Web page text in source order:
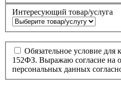
Интересующий товар/услуга
Обязательное условие для
152ФЗ. Выражаю согласие на
персональных данных